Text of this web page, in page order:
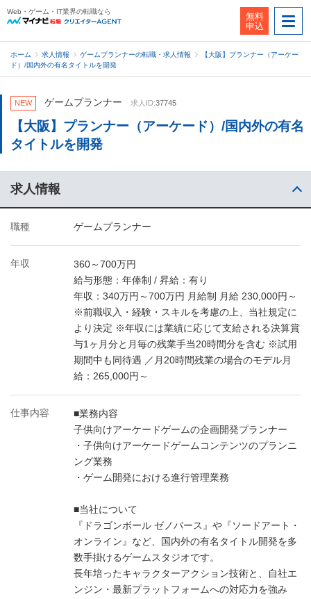
Web・ゲーム・IT業界の転職なら
無料
申込
ホーム 求人情報 ゲームプランナーの転職・求人情報
【大阪】プランナー（アーケー
ド）/国内外の有名タイトルを開発
NEW ゲームプランナー 求人ID:37745
【大阪】プランナー（アーケード）/国内外の有名
タイトルを開発
求人情報
職種 ゲームプランナー
年収
360～700万円
給与形態：年俸制 / 昇給：有り
年収：340万円～700万円 月給制 月給 230,000円～
※前職収入・経験・スキルを考慮の上、当社規定に
より決定 ※年収には業績に応じて支給される決算賞
与1ヶ月分と月毎の残業手当20時間分を含む ※試用
期間中も同待遇 ／月20時間残業の場合のモデル月
給：265,000円～
仕事内容
■業務内容
子供向けアーケードゲームの企画開発プランナー
・子供向けアーケードゲームコンテンツのプランニ
ング業務
・ゲーム開発における進行管理業務
■当社について
『ドラゴンボール ゼノバース』や『ソードアート・
オンライン』など、国内外の有名タイトル開発を多
数手掛けるゲームスタジオです。
長年培ったキャラクターアクション技術と、自社エ
ンジン・最新プラットフォームへの対応力を強み